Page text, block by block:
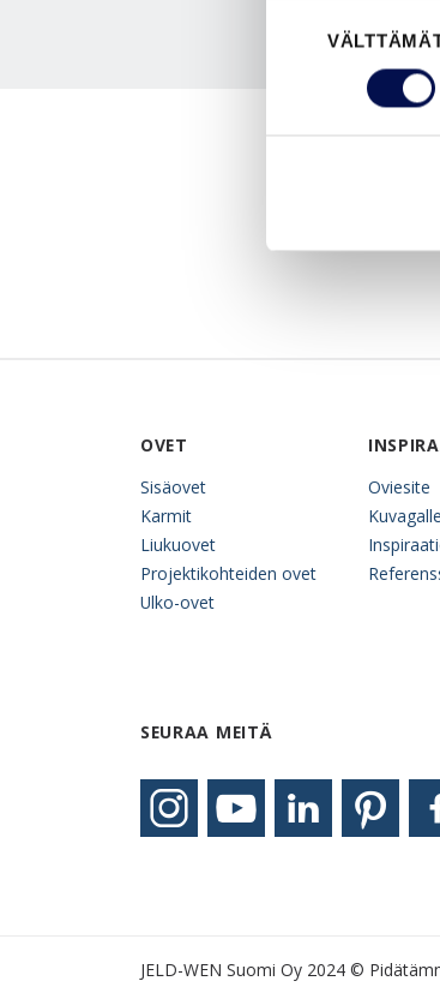
OVET
Sisäovet
Karmit
Liukuovet
Projektikohteiden ovet
Ulko-ovet
Oviesite
SEURAA MEITÄ
JELD-WEN Suomi Oy 2024 ©